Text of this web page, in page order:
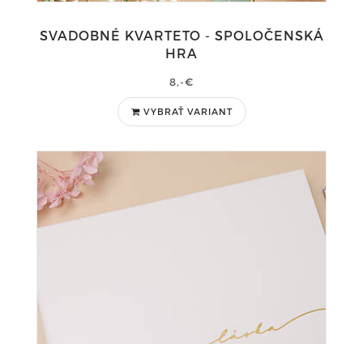
SVADOBNÉ KVARTETO - SPOLOČENSKÁ
HRA
8,-€
VYBRAŤ VARIANT